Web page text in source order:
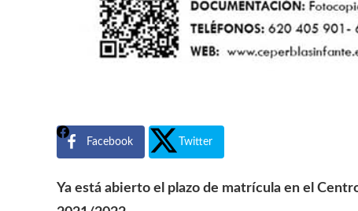
Facebook Twitter
Ya está abierto el plazo de matrícula en el